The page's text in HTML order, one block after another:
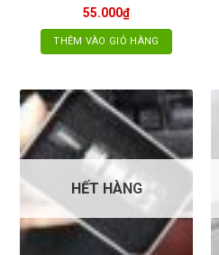
55.000₫
THÊM VÀO GIỎ HÀNG
HẾT HÀNG